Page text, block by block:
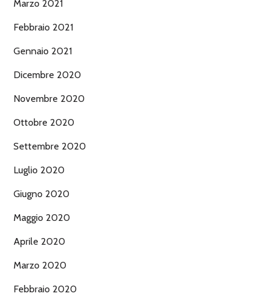
Marzo 2021
Febbraio 2021
Gennaio 2021
Dicembre 2020
Novembre 2020
Ottobre 2020
Settembre 2020
Luglio 2020
Giugno 2020
Maggio 2020
Aprile 2020
Marzo 2020
Febbraio 2020